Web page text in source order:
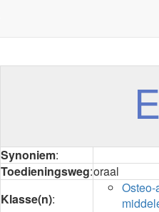
Synoniem:
Toedieningsweg:oraal
Klasse(n):